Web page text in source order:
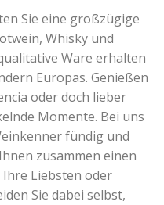
Sie eine großzügige
Whisky und
Ware erhalten
Europas. Genießen
oder doch lieber
Momente. Bei uns
fündig und
zusammen einen
Liebsten oder
Sie dabei selbst,